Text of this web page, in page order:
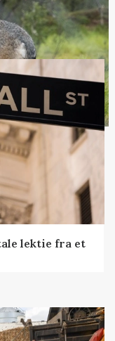
lektie fra et